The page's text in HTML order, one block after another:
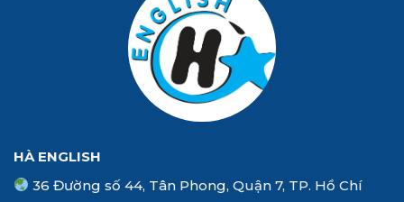
HÀ ENGLISH
36 Đường số 44, Tân Phong, Quận 7, TP. Hồ Chí